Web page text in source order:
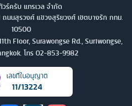
ร์ครับ แทรเวล จำกัด
ถนนสุรวงศ์ แขวงสุริยวงศ์ เขตบางรัก กทม.
10500
Floor, Surawongse Rd., Suriwongse,
โทร 02-853-9982
เลขที่ใบอนุญาต
11/13224